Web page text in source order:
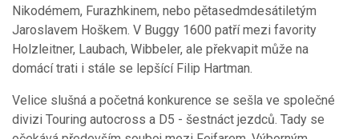
Nikodémem, Furazhkinem, nebo pětasedmdesátiletým
Jaroslavem Hoškem. V Buggy 1600 patří mezi favority
Holzleitner, Laubach, Wibbeler, ale překvapit může na
domácí trati i stále se lepšící Filip Hartman.
Velice slušná a početná konkurence se sešla ve společné
divizi Touring autocross a D5 - šestnáct jezdců. Tady se